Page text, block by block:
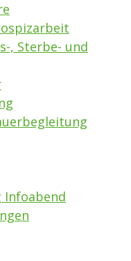
, Sterbe- und
Infoabend